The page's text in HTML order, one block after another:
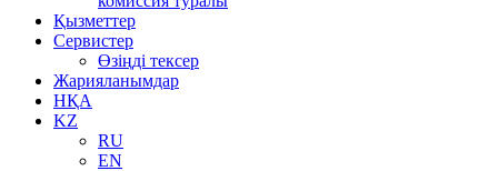
Қызметтер
Сервистер
Өзіңді тексер
Жарияланымдар
НҚА
KZ
RU
EN